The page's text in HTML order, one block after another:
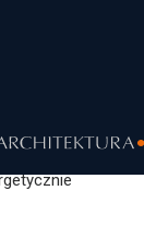
Przykłady